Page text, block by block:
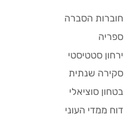
חוברות הסברה
ספריה
ירחון סטטיסטי
סקירה שנתית
בטחון סוציאלי
דוח ממדי העוני